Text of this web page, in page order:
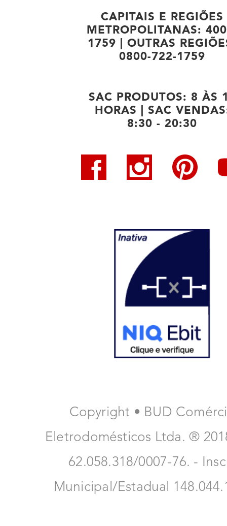
CAPITAIS E REGIÕES
METROPOLITANAS:
1759 | OUTRAS
0800-722-1759
SAC PRODUTOS: 8 ÀS
HORAS | SAC
8:30 - 20:30
Copyright • BUD
Eletrodomésticos Ltda. ®
62.058.318/0007-76. -
Municipal/Estadual